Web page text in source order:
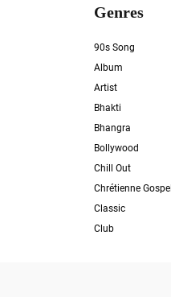
Genres
90s Song
Album
Artist
Bhakti
Bhangra
Bollywood
Chill Out
Chrétienne Gospel
Classic
Club